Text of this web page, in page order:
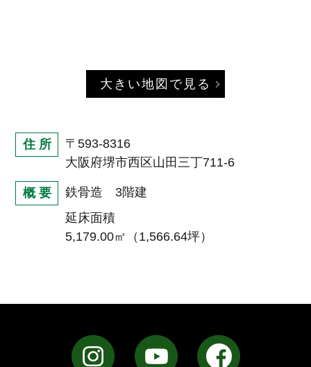
大きい地図で見る
住 所
〒593-8316
大阪府堺市西区山田三丁711-6
概 要
鉄骨造 3階建
延床面積
5,179.00㎡（1,566.64坪）